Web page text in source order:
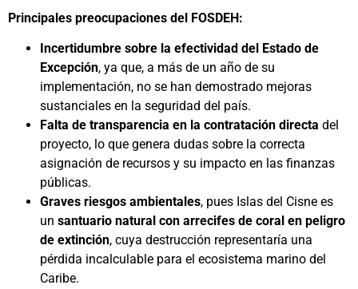
Principales preocupaciones del FOSDEH:
Incertidumbre sobre la efectividad del Estado de
Excepción, ya que, a más de un año de su
implementación, no se han demostrado mejoras
sustanciales en la seguridad del país.
Falta de transparencia en la contratación directa del
proyecto, lo que genera dudas sobre la correcta
asignación de recursos y su impacto en las finanzas
públicas.
Graves riesgos ambientales, pues Islas del Cisne es
un santuario natural con arrecifes de coral en peligro
de extinción, cuya destrucción representaría una
pérdida incalculable para el ecosistema marino del
Caribe.